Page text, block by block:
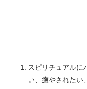
スピリチュアル
い、癒やされたい